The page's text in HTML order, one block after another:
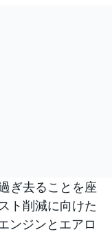
ぎ去ることを座
ト削減に向けた
ンジンとエアロ